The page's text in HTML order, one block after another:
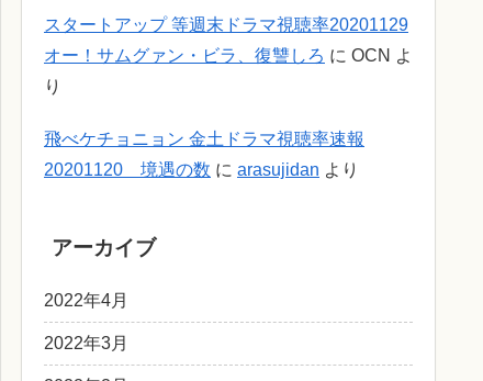
スタートアップ 等週末ドラマ視聴率20201129
オー！サムグァン・ビラ、復讐しろ に OCN よ
り
飛べケチョニョン 金土ドラマ視聴率速報
20201120 境遇の数 に arasujidan より
アーカイブ
2022年4月
2022年3月